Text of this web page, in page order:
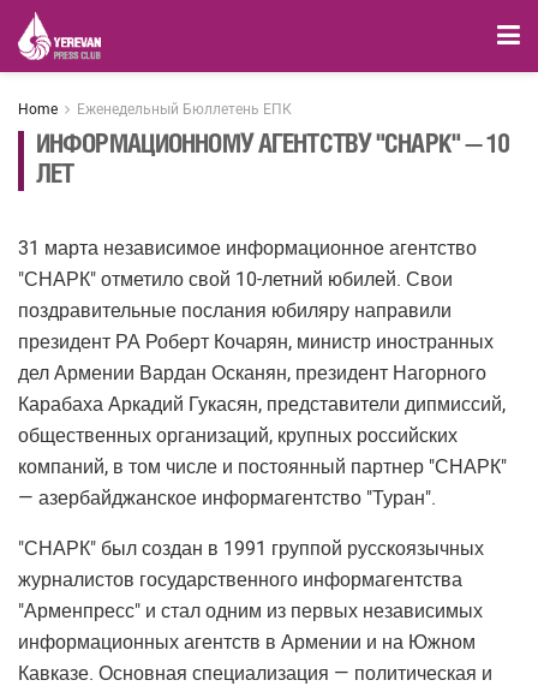
Home Еженедельный Бюллетень ЕПК
ИНФОРМАЦИОННОМУ АГЕНТСТВУ "СНАРК" — 10
ЛЕТ
31 марта независимое информационное агентство
"СНАРК" отметило свой 10-летний юбилей. Свои
поздравительные послания юбиляру направили
президент РА Роберт Кочарян, министр иностранных
дел Армении Вардан Осканян, президент Нагорного
Карабаха Аркадий Гукасян, представители дипмиссий,
общественных организаций, крупных российских
компаний, в том числе и постоянный партнер "СНАРК"
— азербайджанское информагентство "Туран".
"СНАРК" был создан в 1991 группой русскоязычных
журналистов государственного информагентства
"Арменпресс" и стал одним из первых независимых
информационных агентств в Армении и на Южном
Кавказе. Основная специализация — политическая и